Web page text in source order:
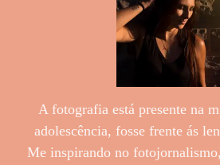
A fotografia está presente na
adolescência, fosse frente ás
Me inspirando no